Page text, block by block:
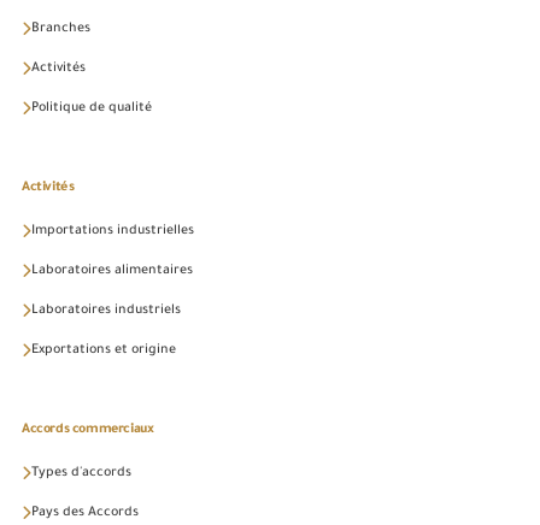
Branches
Activités
Politique de qualité
Activités
Importations industrielles
Laboratoires alimentaires
Laboratoires industriels
Exportations et origine
Accords commerciaux
Types d'accords
Pays des Accords